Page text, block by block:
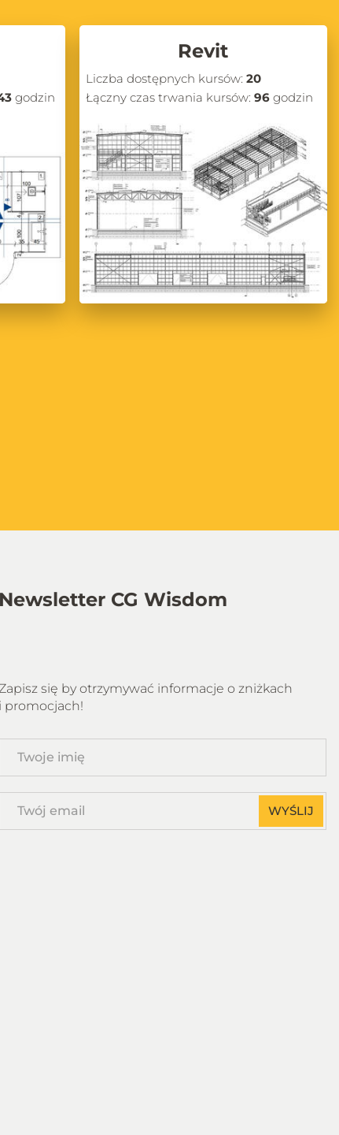
godzin
Revit
Liczba dostępnych kursów: 20
Łączny czas trwania kursów: 96godzin
Newsletter CG Wisdom
Zapisz się by otrzymywać informacje o zniżkach
i promocjach!
imię
email
WYŚLIJ